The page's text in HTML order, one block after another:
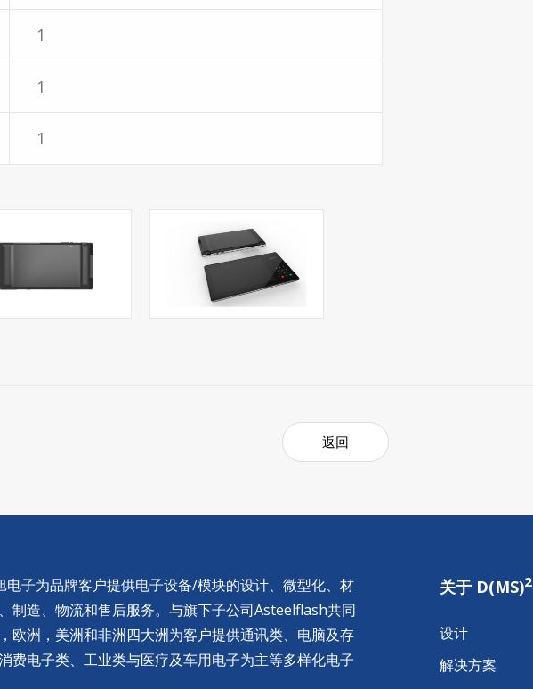
1
1
1
返回
电子为品牌客户提供电子设备/模块的设计、微型化、材
制造、物流和售后服务。与旗下子公司Asteelflash共同
欧洲，美洲和非洲四大洲为客户提供通讯类、电脑及存
费电子类、工业类与医疗及车用电子为主等多样化电子
关于 D(MS)2
设计
解决方案